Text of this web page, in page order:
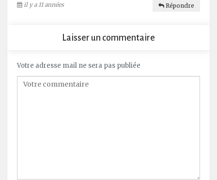
il y a 11 années Répondre
Laisser un commentaire
Votre adresse mail ne sera pas publiée